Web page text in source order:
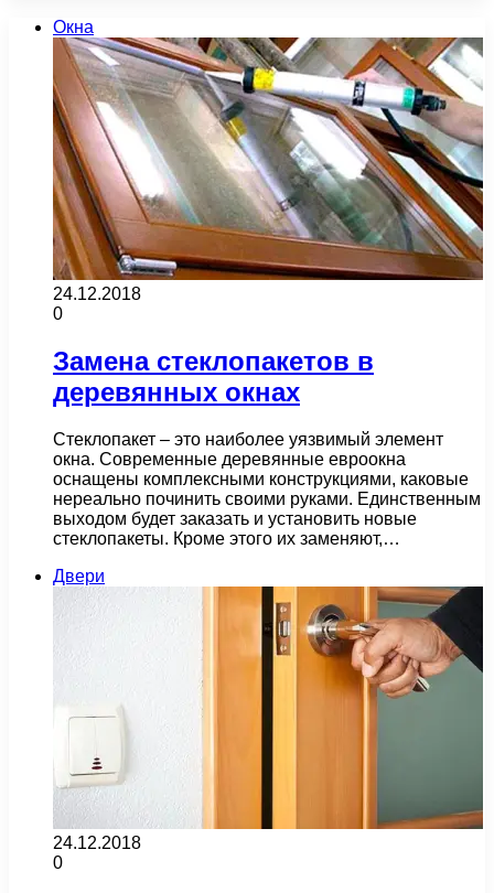
Окна
24.12.2018
0
Замена стеклопакетов в
деревянных окнах
Стеклопакет – это наиболее уязвимый элемент
окна. Современные деревянные евроокна
оснащены комплексными конструкциями, каковые
нереально починить своими руками. Единственным
выходом будет заказать и установить новые
стеклопакеты. Кроме этого их заменяют,…
Двери
24.12.2018
0